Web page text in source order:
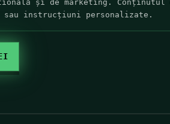
și de marketing. Conținutul
instrucțiuni personalizate.